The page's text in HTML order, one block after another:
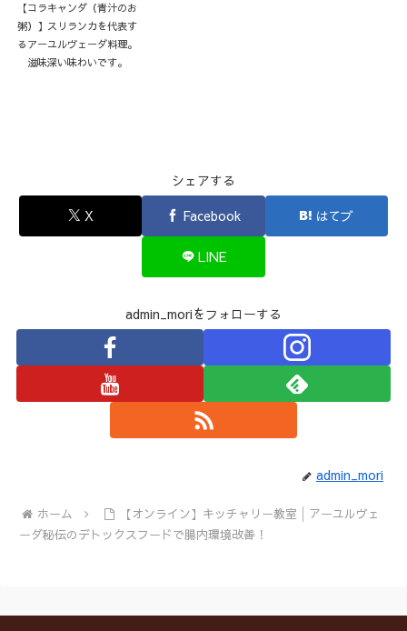
【コラキャンダ（青汁のお
粥）】スリランカを代表す
るアーユルヴェーダ料理。
滋味深い味わいです。
シェアする
X
Facebook はてブ
LINE
admin_moriをフォローする
admin_mori
ホーム
【オンライン】キッチャリー教室│アーユルヴェ
ーダ秘伝のデトックスフードで腸内環境改善！